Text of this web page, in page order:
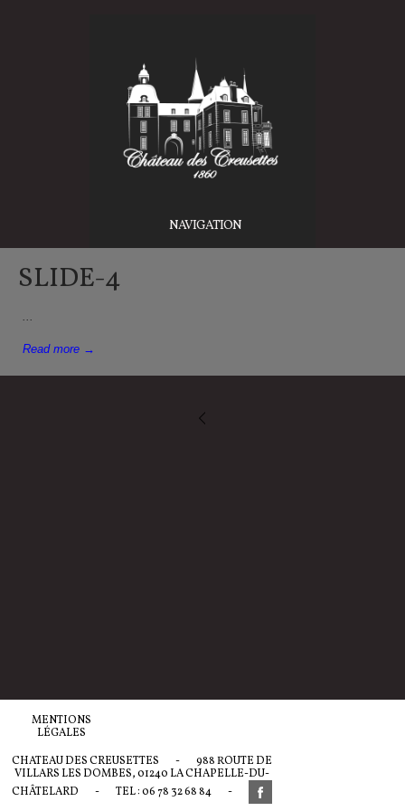
NAVIGATION
SLIDE-4
Read more →
MENTIONS
LÉGALES
CHATEAU DES CREUSETTES -
988 ROUTE DE
VILLARS LES DOMBES, 01240 LA CHAPELLE-DU-
CHÂTELARD
- TEL : 06 78 32 68 84 -